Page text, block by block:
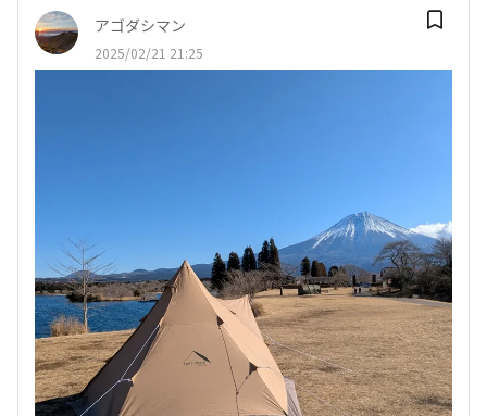
アゴダシマン
2025/02/21 21:25